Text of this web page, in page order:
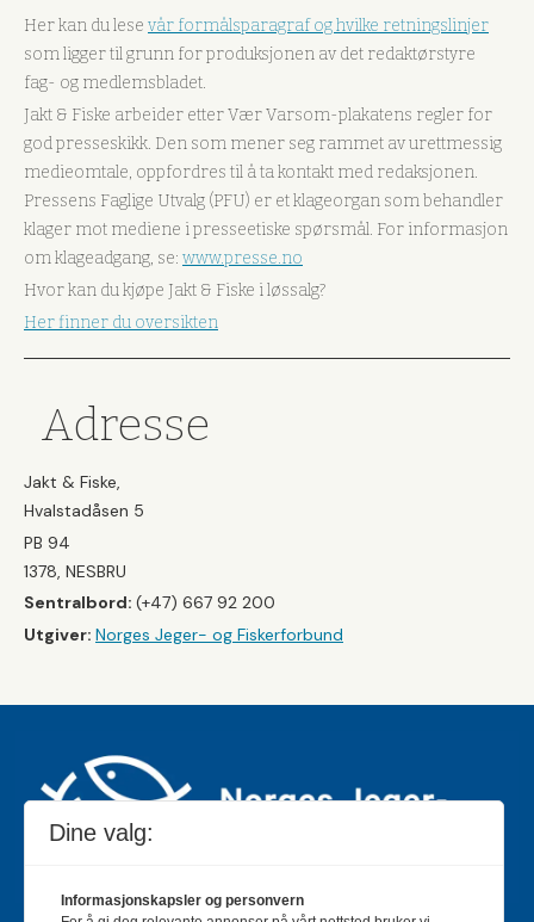
Her kan du lese vår formålsparagraf og hvilke retningslinjer
som ligger til grunn for produksjonen av det redaktørstyre
fag- og medlemsbladet.
Jakt & Fiske arbeider etter Vær Varsom-plakatens regler for
god presseskikk. Den som mener seg rammet av urettmessig
medieomtale, oppfordres til å ta kontakt med redaksjonen.
Pressens Faglige Utvalg (PFU) er et klageorgan som behandler
klager mot mediene i presseetiske spørsmål. For informasjon
om klageadgang, se: www.presse.no
Hvor kan du kjøpe Jakt & Fiske i løssalg?
Her finner du oversikten
Adresse
Jakt & Fiske,
Hvalstadåsen 5
PB 94
1378, NESBRU
Sentralbord: (+47) 667 92 200
Utgiver: Norges Jeger- og Fiskerforbund
Dine valg:
Informasjonskapsler og personvern